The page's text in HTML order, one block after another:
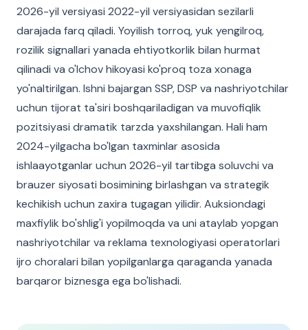
2026-yil versiyasi 2022-yil versiyasidan sezilarli
darajada farq qiladi. Yoyilish torroq, yuk yengilroq,
rozilik signallari yanada ehtiyotkorlik bilan hurmat
qilinadi va o'lchov hikoyasi ko'proq toza xonaga
yo'naltirilgan. Ishni bajargan SSP, DSP va nashriyotchilar
uchun tijorat ta'siri boshqariladigan va muvofiqlik
pozitsiyasi dramatik tarzda yaxshilangan. Hali ham
2024-yilgacha bo'lgan taxminlar asosida
ishlaayotganlar uchun 2026-yil tartibga soluvchi va
brauzer siyosati bosimining birlashgan va strategik
kechikish uchun zaxira tugagan yilidir. Auksiondagi
maxfiylik bo'shlig'i yopilmoqda va uni ataylab yopgan
nashriyotchilar va reklama texnologiyasi operatorlari
ijro choralari bilan yopilganlarga qaraganda yanada
barqaror biznesga ega bo'lishadi.